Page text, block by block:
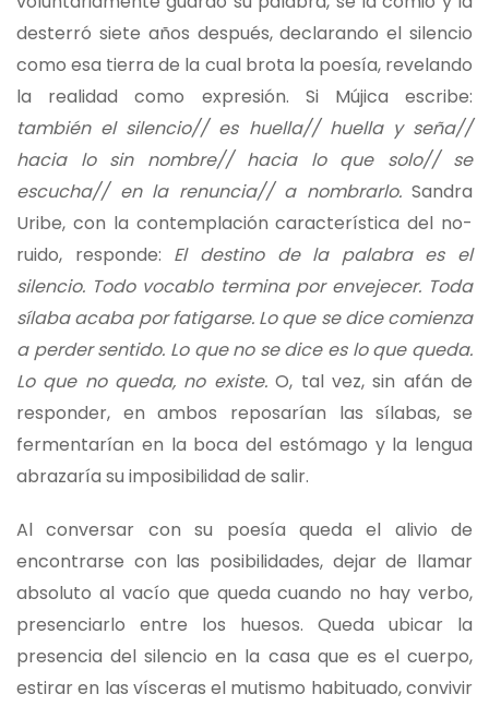
desterró siete años después, declarando el silencio
como esa tierra de la cual brota la poesía, revelando
la realidad como expresión. Si Mújica escribe:
también el silencio// es huella// huella y seña//
hacia lo sin nombre// hacia lo que solo// se
escucha// en la renuncia// a nombrarlo. Sandra
Uribe, con la contemplación característica del no-
ruido, responde: El destino de la palabra es el
silencio. Todo vocablo termina por envejecer. Toda
sílaba acaba por fatigarse. Lo que se dice comienza
a perder sentido. Lo que no se dice es lo que queda.
Lo que no queda, no existe.O, tal vez, sin afán de
responder, en ambos reposarían las sílabas, se
fermentarían en la boca del estómago y la lengua
abrazaría su imposibilidad de salir.
Al conversar con su poesía queda el alivio de
encontrarse con las posibilidades, dejar de llamar
absoluto al vacío que queda cuando no hay verbo,
presenciarlo entre los huesos. Queda ubicar la
presencia del silencio en la casa que es el cuerpo,
estirar en las vísceras el mutismo habituado, convivir